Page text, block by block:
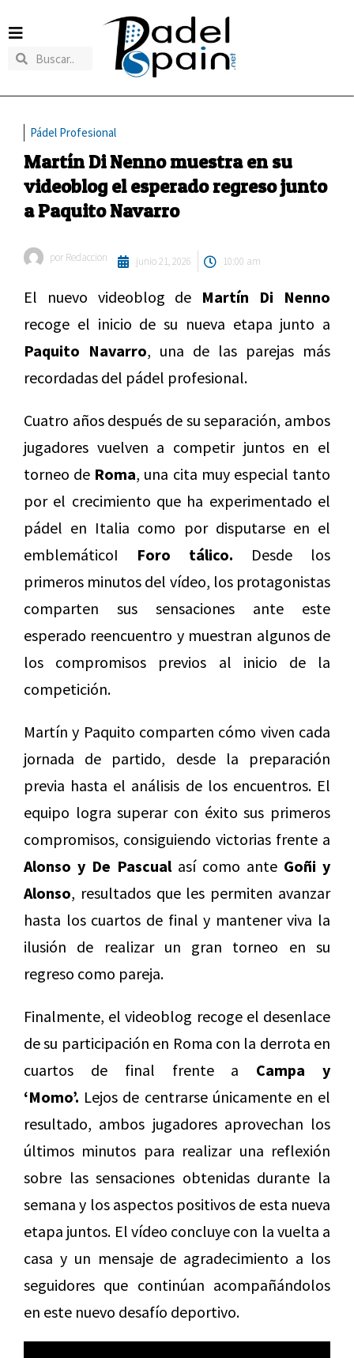
Pádel Profesional
Martín Di Nenno muestra en su
videoblog el esperado regreso junto
a Paquito Navarro
por Redaccion junio 21, 2026 10:00 am
El nuevo videoblog de Martín Di Nenno
recoge el inicio de su nueva etapa junto a
Paquito Navarro, una de las parejas más
recordadas del pádel profesional.
Cuatro años después de su separación, ambos
jugadores vuelven a competir juntos en el
torneo de Roma, una cita muy especial tanto
por el crecimiento que ha experimentado el
pádel en Italia como por disputarse en el
emblemáticoI
Foro tálico. Desde los
primeros minutos del vídeo, los protagonistas
comparten sus sensaciones ante este
esperado reencuentro y muestran algunos de
los compromisos previos al inicio de la
competición.
Martín y Paquito comparten cómo viven cada
jornada de partido, desde la preparación
previa hasta el análisis de los encuentros. El
equipo logra superar con éxito sus primeros
compromisos, consiguiendo victorias frente a
Alonso y De Pascualasícomo ante Goñi y
Alonso, resultados que les permiten avanzar
hasta los cuartos de final y mantener viva la
ilusión de realizar un gran torneo en su
regreso como pareja.
Finalmente, el videoblog recoge el desenlace
de su participación en Roma con la derrota en
cuartos de final frente a Campa y
‘Momo’. Lejos de centrarse únicamente en el
resultado, ambos jugadores aprovechan los
últimos minutos para realizar una reflexión
sobre las sensaciones obtenidas durante la
semana y los aspectos positivos de esta nueva
etapa juntos. El vídeo concluye con la vuelta a
casa y un mensaje de agradecimiento a los
seguidores que continúan acompañándolos
en este nuevo desafío deportivo.